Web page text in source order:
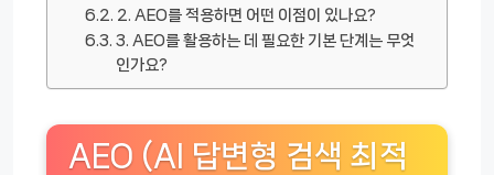
2. AEO를 적용하면 어떤 이점이 있나요?
3. AEO를 활용하는 데 필요한 기본 단계는 무엇
인가요?
AEO (AI 답변형 검색 최적